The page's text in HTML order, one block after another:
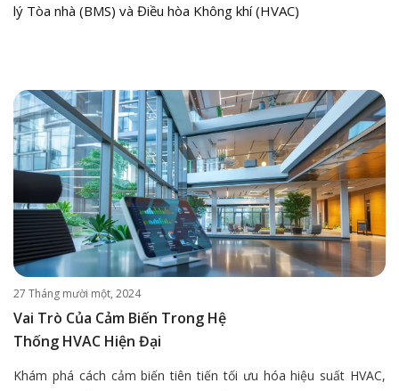
lý Tòa nhà (BMS) và Điều hòa Không khí (HVAC)
27 Tháng mười một, 2024
Vai Trò Của Cảm Biến Trong Hệ
Thống HVAC Hiện Đại
Khám phá cách cảm biến tiên tiến tối ưu hóa hiệu suất HVAC,